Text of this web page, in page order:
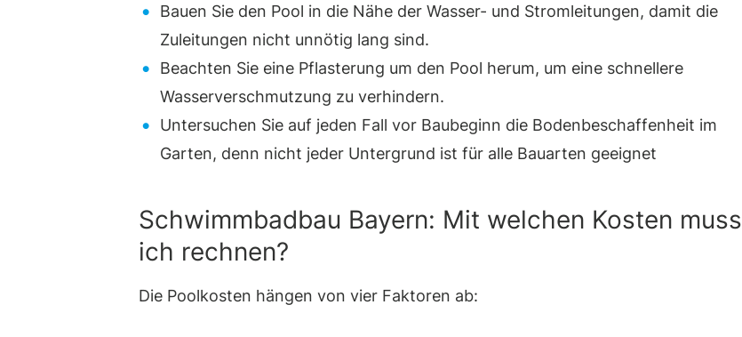
Bauen Sie den Pool in die Nähe der Wasser- und Stromleitungen, damit die
Zuleitungen nicht unnötig lang sind.
Beachten Sie eine Pflasterung um den Pool herum, um eine schnellere
Wasserverschmutzung zu verhindern.
Untersuchen Sie auf jeden Fall vor Baubeginn die Bodenbeschaffenheit im
Garten, denn nicht jeder Untergrund ist für alle Bauarten geeignet
Schwimmbadbau Bayern: Mit welchen Kosten muss
ich rechnen?
Die Poolkosten hängen von vier Faktoren ab: